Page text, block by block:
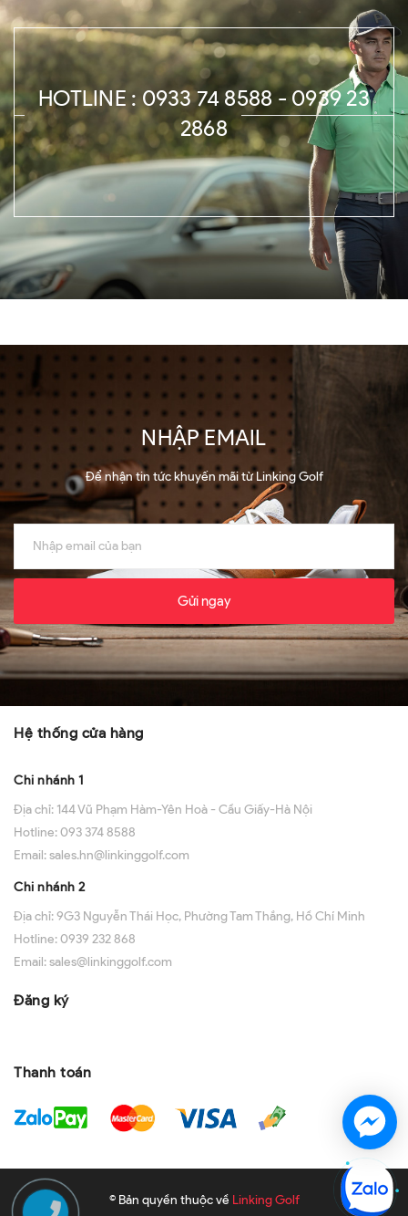
HOTLINE : 0933 74 8588 - 0939 23
2868
NHẬP EMAIL
Để nhận tin tức khuyến mãi từ Linking Golf
Gửi ngay
Hệ thống cửa hàng
Chi nhánh 1
Địa chỉ: 144 Vũ Phạm Hàm-Yên Hoà - Cầu Giấy-Hà Nội
Hotline:093 374 8588
Email:sales.hn@linkinggolf.com
Chi nhánh 2
Địa chỉ:9G3 Nguyễn Thái Học, Phường Tam Thắng, Hồ Chí Minh
Hotline:0939 232 868
Email:sales@linkinggolf.com
Đăng ký
Thanh toán
© Bản quyền thuộc về Linking Golf